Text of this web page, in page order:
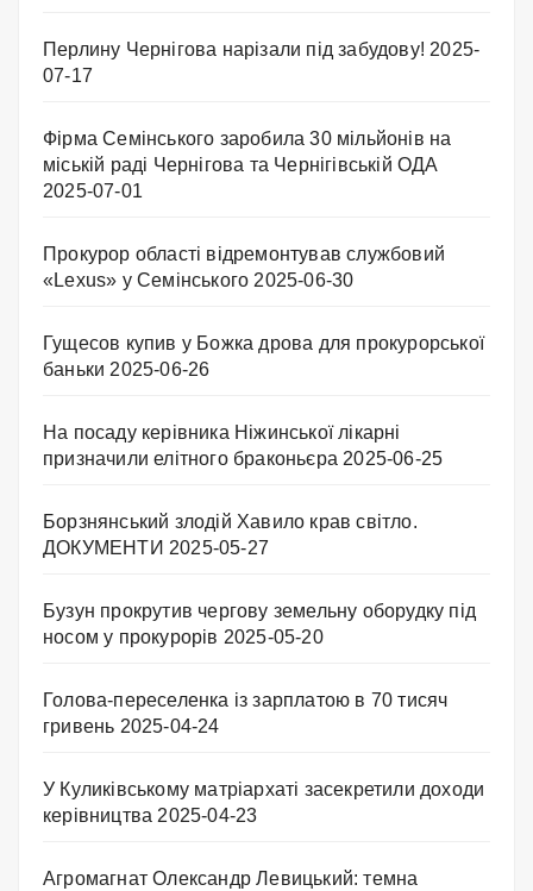
Перлину Чернігова нарізали під забудову! 2025-
07-17
Фірма Семінського заробила 30 мільйонів на
міській раді Чернігова та Чернігівській ОДА
2025-07-01
Прокурор області відремонтував службовий
«Lexus» у Семінського 2025-06-30
Гущесов купив у Божка дрова для прокурорської
баньки 2025-06-26
На посаду керівника Ніжинської лікарні
призначили елітного браконьєра 2025-06-25
Борзнянський злодій Хавило крав світло.
ДОКУМЕНТИ 2025-05-27
Бузун прокрутив чергову земельну оборудку під
носом у прокурорів 2025-05-20
Голова-переселенка із зарплатою в 70 тисяч
гривень 2025-04-24
У Куликівському матріархаті засекретили доходи
керівництва 2025-04-23
Агромагнат Олександр Левицький: темна